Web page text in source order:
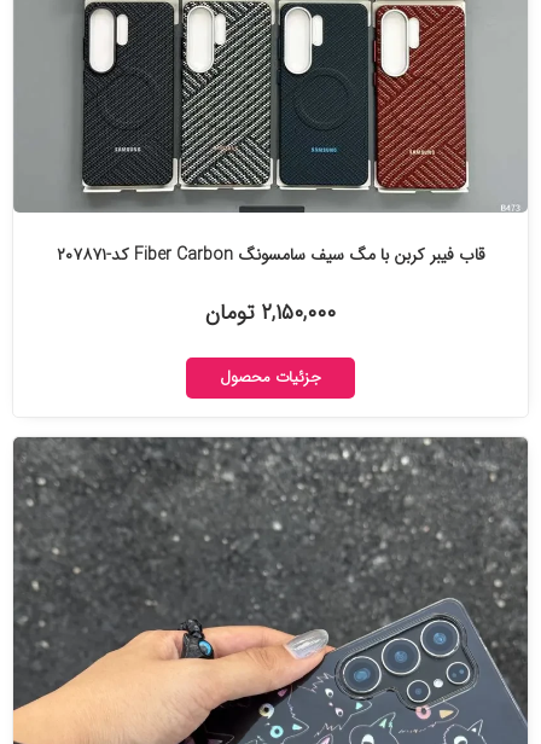
قاب فیبر کربن با مگ سیف سامسونگ Fiber Carbon کد-۲۰۷۸۷۱
۲,۱۵۰,۰۰۰ تومان
جزئیات محصول